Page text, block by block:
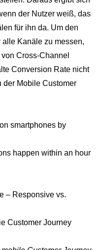
der Nutzer weiß, das
für ihn da. Um den
Kanäle zu messen,
Cross-Channel
Conversion Rate nicht
der Mobile Customer
smartphones by
happen within an hour
– Responsive vs.
Customer Journey